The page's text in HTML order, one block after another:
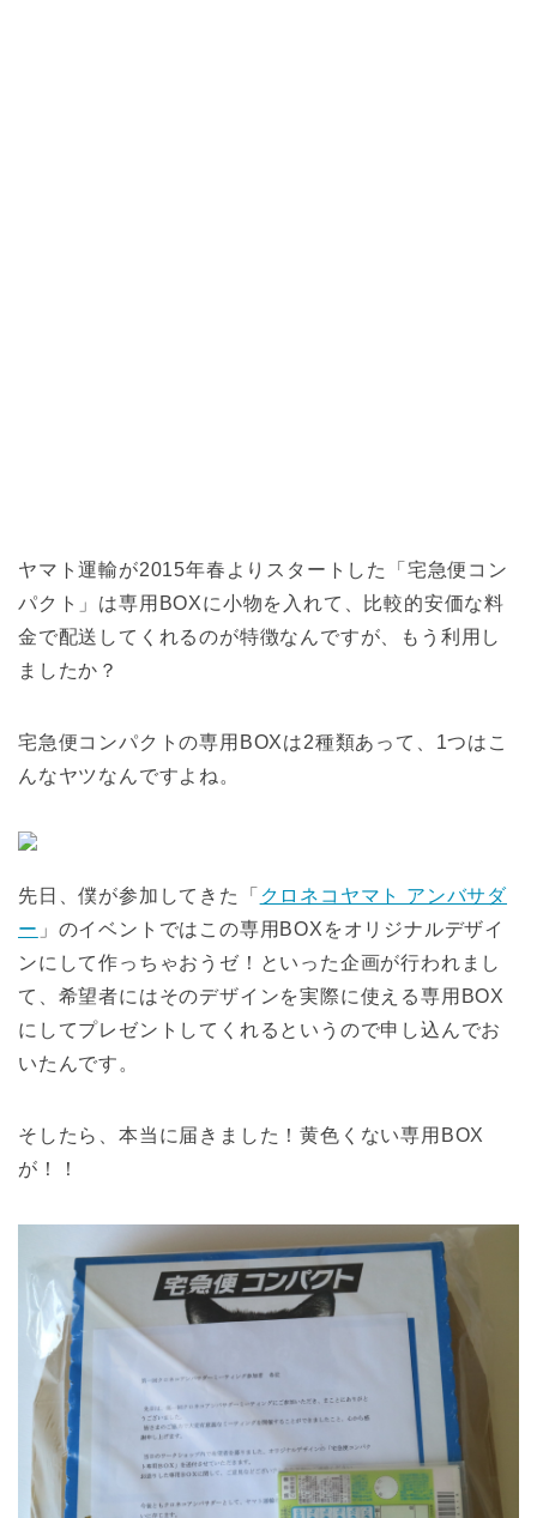
ヤマト運輸が2015年春よりスタートした「宅急便コン
パクト」は専用BOXに小物を入れて、比較的安価な料
金で配送してくれるのが特徴なんですが、もう利用し
ましたか？
宅急便コンパクトの専用BOXは2種類あって、1つはこ
んなヤツなんですよね。
先日、僕が参加してきた「 クロネコヤマト アンバサダ
ー 」のイベントではこの専用BOXをオリジナルデザイ
ンにして作っちゃおうゼ！といった企画が行われまし
て、希望者にはそのデザインを実際に使える専用BOX
にしてプレゼントしてくれるというので申し込んでお
いたんです。
そしたら、本当に届きました！黄色くない専用BOX
が！！